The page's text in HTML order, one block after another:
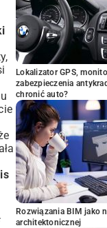
Lokalizator GPS,
zabezpieczenia
chronić auto?
Rozwiązania BIM jako
architektonicznej